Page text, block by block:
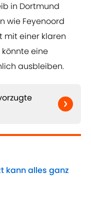
in Dortmund
wie Feyenoord
mit einer klaren
eine
ausbleiben.
kann alles ganz
Date